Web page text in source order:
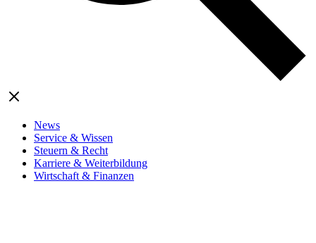
News
Service & Wissen
Steuern & Recht
Karriere & Weiterbildung
Wirtschaft & Finanzen